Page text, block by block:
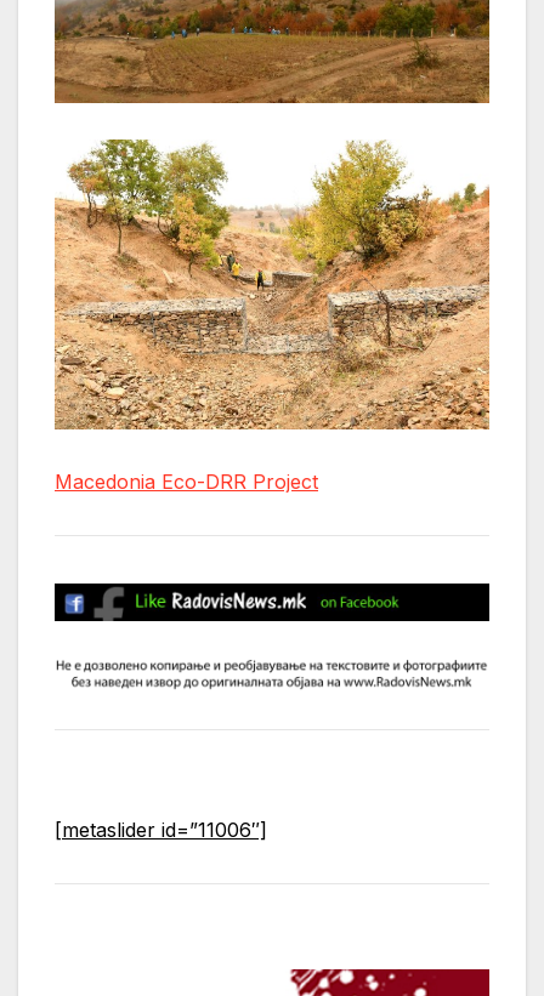
Macedonia Eco-DRR Project
[metaslider id=”11006″]